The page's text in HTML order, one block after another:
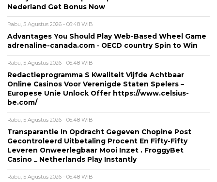
Nederland Get Bonus Now
Rabu, 5 Agustus 2026 - 06:48 WIB
Advantages You Should Play Web-Based Wheel Game
adrenaline-canada.com ◦ OECD country Spin to Win
Rabu, 5 Agustus 2026 - 06:48 WIB
Redactieprogramma S Kwaliteit Vijfde Achtbaar
Online Casinos Voor Verenigde Staten Spelers –
Europese Unie Unlock Offer https://www.celsius-
be.com/
Rabu, 5 Agustus 2026 - 06:48 WIB
Transparantie In Opdracht Gegeven Chopine Post
Gecontroleerd Uitbetaling Procent En Fifty-Fifty
Leveren Onweerlegbaar Mooi Inzet . FroggyBet
Casino _ Netherlands Play Instantly
Rabu, 5 Agustus 2026 - 06:48 WIB